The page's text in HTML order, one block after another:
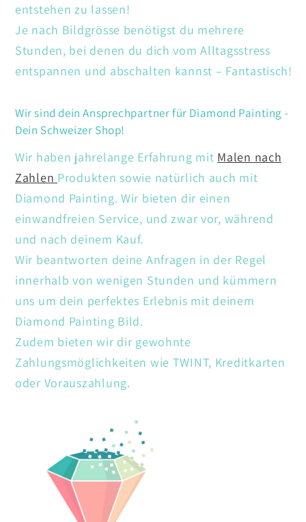
entstehen zu lassen!
Je nach Bildgrösse benötigst du mehrere
Stunden, bei denen du dich vom Alltagsstress
entspannen und abschalten kannst – Fantastisch!
Wir sind dein Ansprechpartner für Diamond Painting -
Dein Schweizer Shop!
Wir haben jahrelange Erfahrung mit Malen nach
Zahlen Produkten sowie natürlich auch mit
Diamond Painting. Wir bieten dir einen
einwandfreien Service, und zwar vor, während
und nach deinem Kauf.
Wir beantworten deine Anfragen in der Regel
innerhalb von wenigen Stunden und kümmern
uns um dein perfektes Erlebnis mit deinem
Diamond Painting Bild.
Zudem bieten wir dir gewohnte
Zahlungsmöglichkeiten wie TWINT, Kreditkarten
oder Vorauszahlung.